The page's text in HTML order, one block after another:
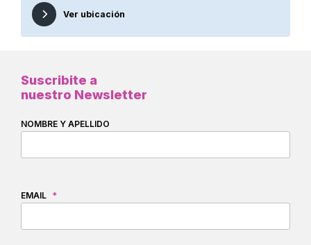
Ver ubicación
Suscribite a
nuestro Newsletter
NOMBRE Y APELLIDO
EMAIL *